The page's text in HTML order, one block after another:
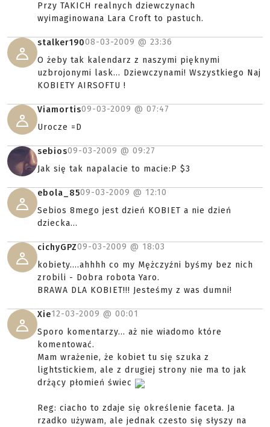
Przy TAKICH realnych dziewczynach
wyimaginowana Lara Croft to pastuch.
stalker19008-03-2009 @ 23:36
O żeby tak kalendarz z naszymi pięknymi
uzbrojonymi lask... Dziewczynami! Wszystkiego Naj
KOBIETY AIRSOFTU !
Viamortis09-03-2009 @ 07:47
Urocze =D
sebios09-03-2009 @ 09:27
Jak się tak napalacie to macie:P $3
ebola_8509-03-2009 @ 12:10
Sebios 8mego jest dzień KOBIET a nie dzień
dziecka...
cichyGPZ09-03-2009 @ 18:03
kobiety....ahhhh co my Mężczyźni byśmy bez nich
zrobili - Dobra robota Yaro.
BRAWA DLA KOBIET!!! Jesteśmy z was dumni!
Xie12-03-2009 @ 00:01
Sporo komentarzy... aż nie wiadomo które
komentować.
Mam wrażenie, że kobiet tu się szuka z
lightstickiem, ale z drugiej strony nie ma to jak
drżący płomień świec
Reg: ciacho to zdaje się określenie faceta. Ja
rzadko używam, ale jednak czesto się słyszy na